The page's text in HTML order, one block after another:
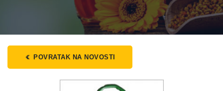
POVRATAK NA NOVOSTI